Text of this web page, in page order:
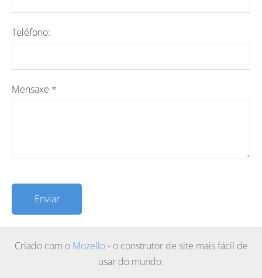
Teléfono:
Mensaxe *
Criado com o Mozello- o construtor de site mais fácil de
usar do mundo.